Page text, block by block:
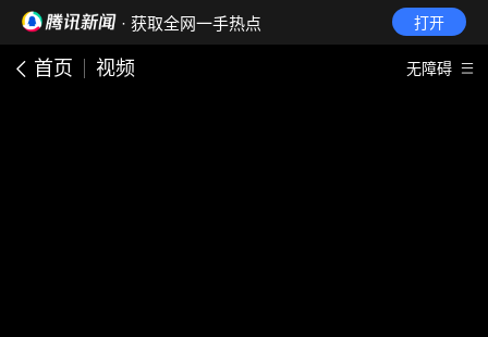
· 获取全网一手热点 打开
首页 视频 无障碍